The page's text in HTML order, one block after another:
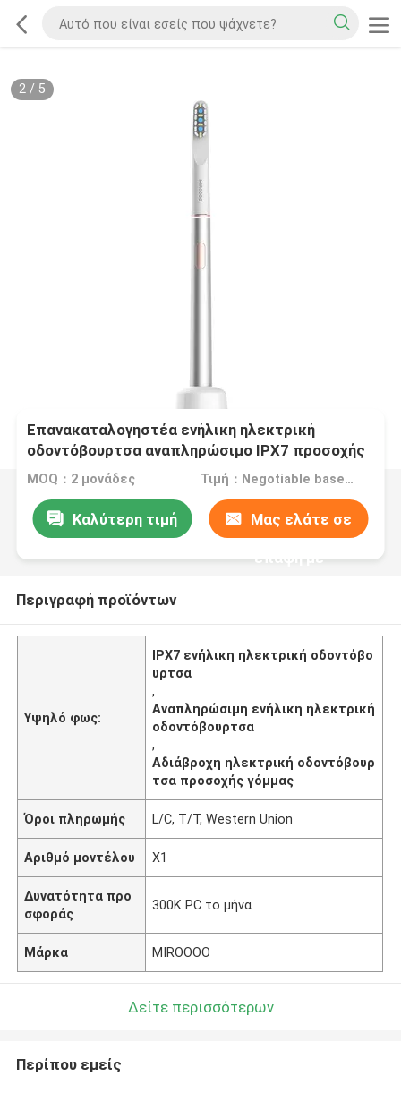
2/ 5
Επανακαταλογηστέα ενήλικη ηλεκτρική
οδοντόβουρτσα αναπληρώσιμο IPX7 προσοχής
γόμμας αδιάβροχη
MOQ：2 μονάδες Τιμή：Negotiable based on order lot quantity
Καλύτερη τιμή Μας ελάτε σε
επαφή με
Περιγραφή προϊόντων
Υψηλό φως:
IPX7 ενήλικη ηλεκτρική οδοντόβο
υρτσα
,
Αναπληρώσιμη ενήλικη ηλεκτρική
οδοντόβουρτσα
,
Αδιάβροχη ηλεκτρική οδοντόβουρ
τσα προσοχής γόμμας
Όροι πληρωμής L/C, T/T, Western Union
Αριθμό μοντέλου X1
Δυνατότητα προ
σφοράς
300K PC το μήνα
Μάρκα MIROOOO
Δείτε περισσότερων
Περίπου εμείς